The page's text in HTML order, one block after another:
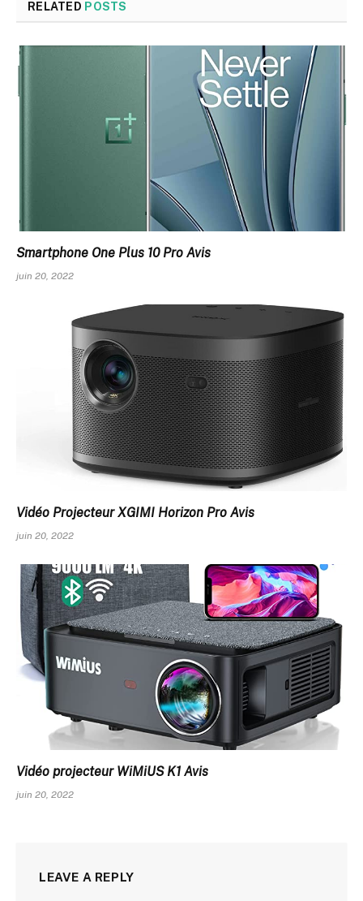
RELATED POSTS
Smartphone One Plus 10 Pro Avis
juin 20, 2022
Vidéo Projecteur XGIMI Horizon Pro Avis
juin 20, 2022
Vidéo projecteur WiMiUS K1 Avis
juin 20, 2022
LEAVE A REPLY